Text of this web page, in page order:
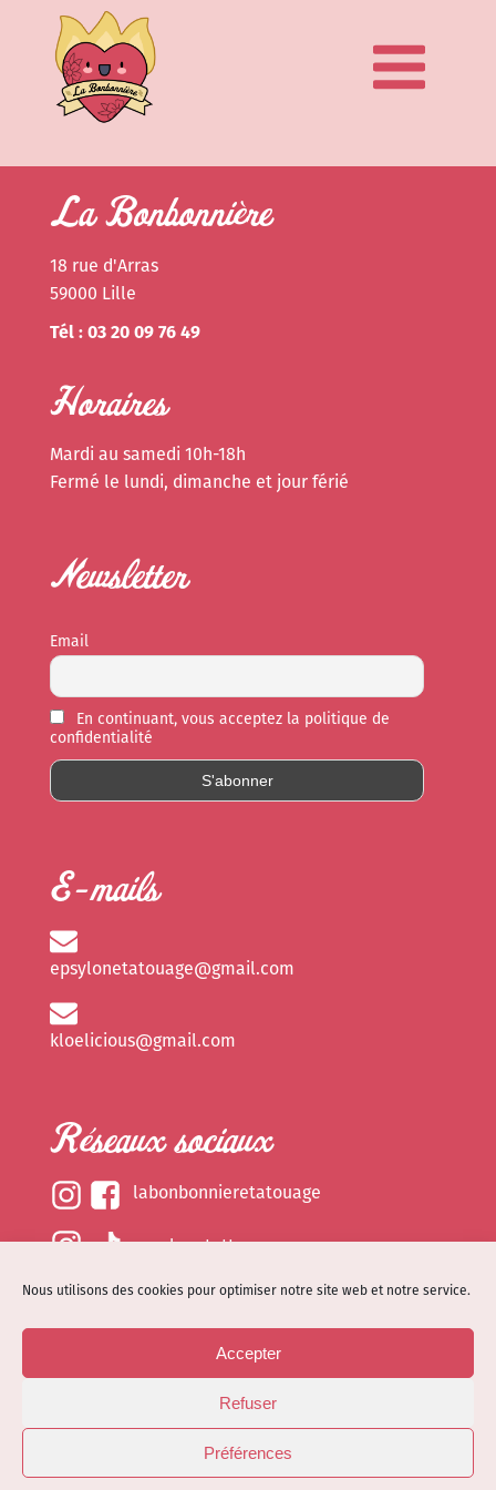
Nous utilisons des cookies pour optimiser notre site web et notre service.
Accepter
Refuser
Préférences
La Bonbonnière
18 rue d'Arras
59000 Lille
Tél : 03 20 09 76 49
Horaires
Mardi au samedi 10h-18h
Fermé le lundi, dimanche et jour férié
Newsletter
Email
En continuant, vous acceptez la politique de
confidentialité
E-mails
epsylonetatouage@gmail.com
kloelicious@gmail.com
Réseaux sociaux
labonbonnieretatouage
epsylonetattoo
kloelicious_
Mentions légales
Politique de cookies (EU)
© Site web réalisé parDénode- Illustrations par
Kloelicioustattoo tous droits réservés